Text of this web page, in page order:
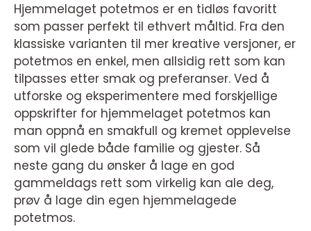
Hjemmelaget potetmos er en tidløs favoritt
som passer perfekt til ethvert måltid. Fra den
klassiske varianten til mer kreative versjoner, er
potetmos en enkel, men allsidig rett som kan
tilpasses etter smak og preferanser. Ved å
utforske og eksperimentere med forskjellige
oppskrifter for hjemmelaget potetmos kan
man oppnå en smakfull og kremet opplevelse
som vil glede både familie og gjester. Så
neste gang du ønsker å lage en god
gammeldags rett som virkelig kan ale deg,
prøv å lage din egen hjemmelagede
potetmos.